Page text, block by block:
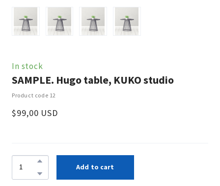
In stock
SAMPLE. Hugo table, KUKO studio
Product code 12
$99,00 USD
Add to cart